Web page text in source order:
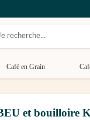
Café en Grain
et bouilloire